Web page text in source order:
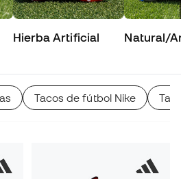
Hierba Artificial Natural/
Tacos de fútbol Nike